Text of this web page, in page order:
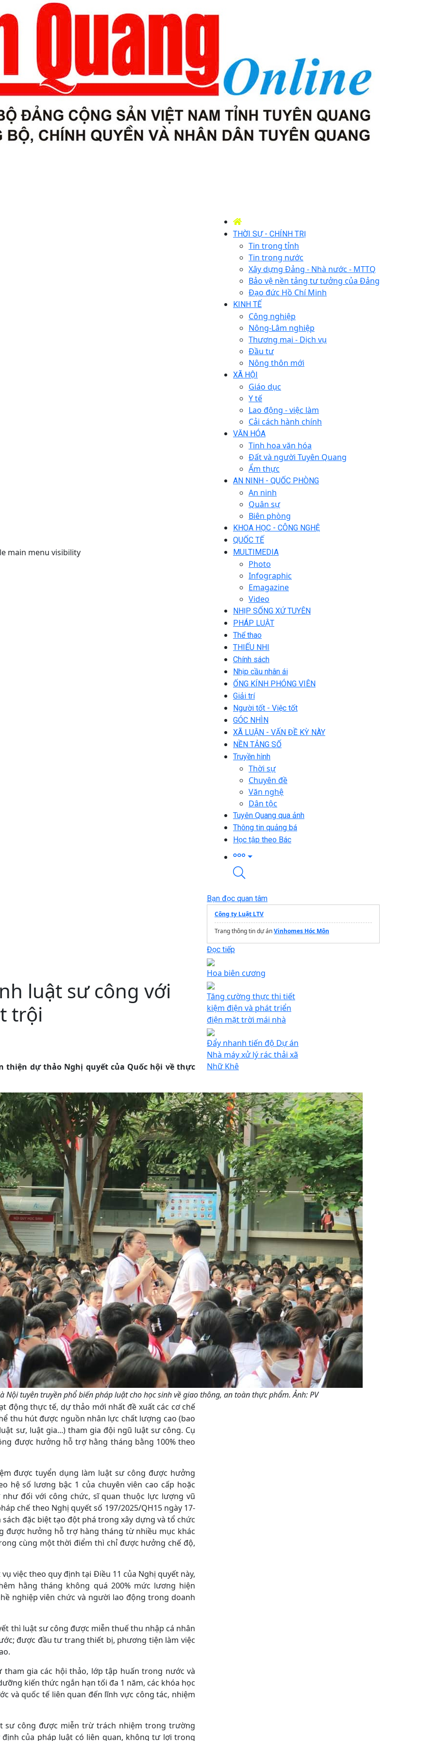
main menu visibility
THỜI SỰ - CHÍNH TRỊ
Tin trong tỉnh
Tin trong nước
Xây dựng Đảng - Nhà nước - MTTQ
Bảo vệ nền tảng tư tưởng của Đảng
Đạo đức Hồ Chí Minh
KINH TẾ
Công nghiệp
Nông-Lâm nghiệp
Thương mại - Dịch vụ
Đầu tư
Nông thôn mới
XÃ HỘI
Giáo dục
Y tế
Lao động - việc làm
Cải cách hành chính
VĂN HÓA
Tinh hoa văn hóa
Đất và người Tuyên Quang
Ẩm thực
AN NINH - QUỐC PHÒNG
An ninh
Quân sự
Biên phòng
KHOA HỌC - CÔNG NGHỆ
QUỐC TẾ
MULTIMEDIA
Photo
Infographic
Emagazine
Video
NHỊP SỐNG XỨ TUYÊN
PHÁP LUẬT
Thể thao
THIẾU NHI
Chính sách
Nhịp cầu nhân ái
ỐNG KÍNH PHÓNG VIÊN
Giải trí
Người tốt - Việc tốt
GÓC NHÌN
XÃ LUẬN - VẤN ĐỀ KỲ NÀY
NỀN TẢNG SỐ
Truyền hình
Thời sự
Chuyên đề
Văn nghệ
Dân tộc
Tuyên Quang qua ảnh
Thông tin quảng bá
Học tập theo Bác
luật sư công với
trội
thiện dự thảo Nghị quyết của Quốc hội về thực
tuyên truyền phổ biến pháp luật cho học sinh về giao thông, an toàn thực phẩm. Ảnh: PV
động thực tế, dự thảo mới nhất đề xuất các cơ chế
thu hút được nguồn nhân lực chất lượng cao (bao
sư, luật gia...) tham gia đội ngũ luật sư công. Cụ
được hưởng hỗ trợ hằng tháng bằng 100% theo
được tuyển dụng làm luật sư công được hưởng
hệ số lương bậc 1 của chuyên viên cao cấp hoặc
đối với công chức, sĩ quan thuộc lực lượng vũ
chế theo Nghị quyết số 197/2025/QH15 ngày 17-
sách đặc biệt tạo đột phá trong xây dựng và tổ chức
được hưởng hỗ trợ hàng tháng từ nhiều mục khác
cùng một thời điểm thì chỉ được hưởng chế độ,
việc theo quy định tại Điều 11 của Nghị quyết này,
hằng tháng không quá 200% mức lương hiện
nghiệp viên chức và người lao động trong doanh
thì luật sư công được miễn thuế thu nhập cá nhân
được đầu tư trang thiết bị, phương tiện làm việc
gia các hội thảo, lớp tập huấn trong nước và
kiến thức ngắn hạn tối đa 1 năm, các khóa học
và quốc tế liên quan đến lĩnh vực công tác, nhiệm
sư công được miễn trừ trách nhiệm trong trường
của pháp luật có liên quan, không tư lợi trong
Bạn đọc quan tâm
Công ty Luật LTV
Trang thông tin dự ánVinhomes Hóc Môn
Đọc tiếp
Hoa biên cương
Tăng cường thực thi tiết
kiệm điện và phát triển
điện mặt trời mái nhà
Đẩy nhanh tiến độ Dự án
Nhà máy xử lý rác thải xã
Nhữ Khê